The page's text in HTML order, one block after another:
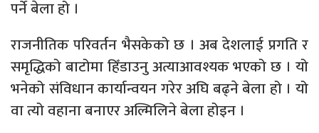
पर्ने बेला हो ।
राजनीतिक परिवर्तन भैसकेको छ । अब देशलाई प्रगति र
समृद्धिको बाटोमा हिँडाउनु अत्याआवश्यक भएको छ । यो
भनेको संविधान कार्यान्वयन गरेर अघि बढ्ने बेला हो । यो
वा त्यो वहाना बनाएर अल्मिलिने बेला होइन ।